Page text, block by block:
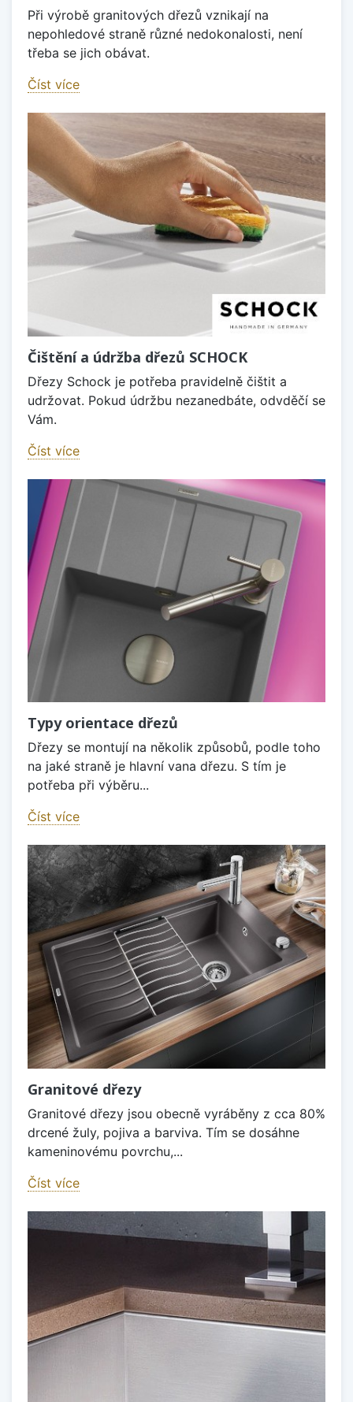
Při výrobě granitových dřezů vznikají na
nepohledové straně různé nedokonalosti, není
třeba se jich obávat.
Číst více
Čištění a údržba dřezů SCHOCK
Dřezy Schock je potřeba pravidelně čištit a
udržovat. Pokud údržbu nezanedbáte, odvděčí se
Vám.
Číst více
Typy orientace dřezů
Dřezy se montují na několik způsobů, podle toho
na jaké straně je hlavní vana dřezu. S tím je
potřeba při výběru...
Číst více
Granitové dřezy
Granitové dřezy jsou obecně vyráběny z cca 80%
drcené žuly, pojiva a barviva. Tím se dosáhne
kameninovému povrchu,...
Číst více